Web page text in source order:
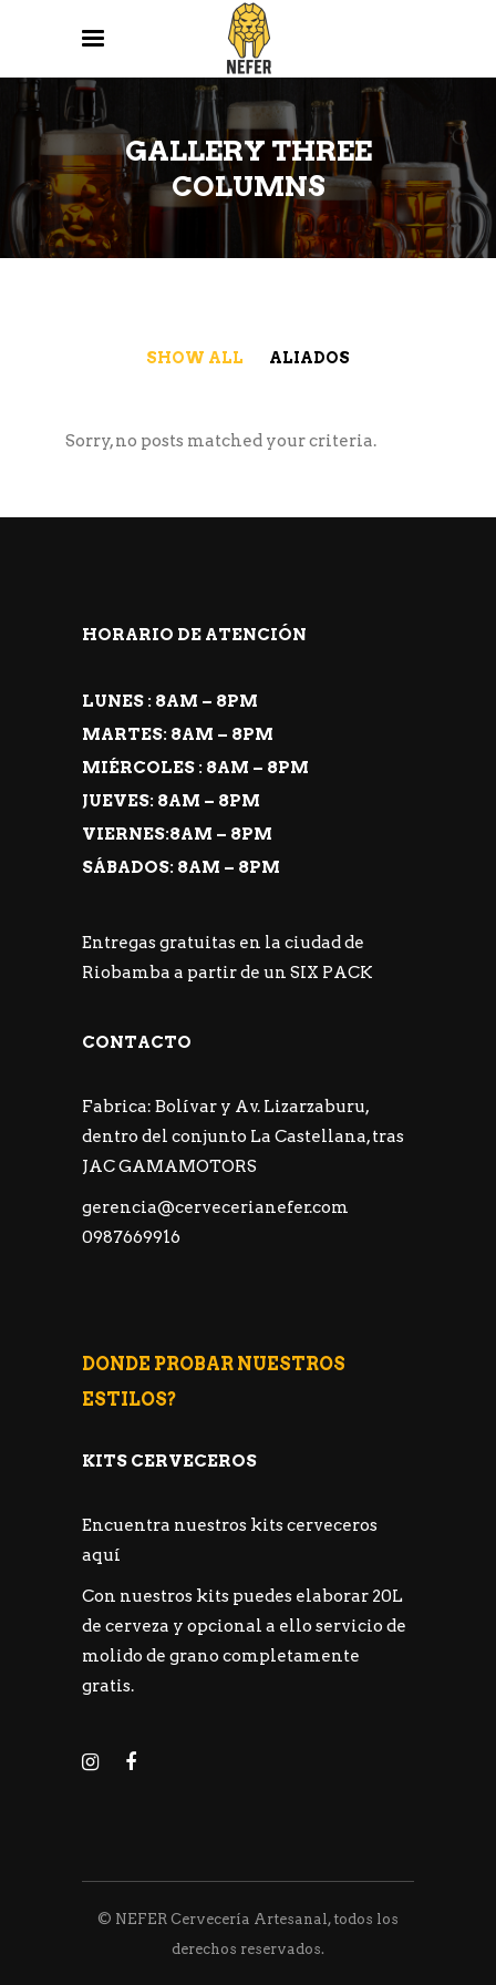
GALLERY THREE
COLUMNS
SHOW ALL ALIADOS
Sorry, no posts matched your criteria.
HORARIO DE ATENCIÓN
LUNES : 8AM – 8PM
MARTES: 8AM – 8PM
MIÉRCOLES : 8AM – 8PM
JUEVES: 8AM – 8PM
VIERNES:8AM – 8PM
SÁBADOS: 8AM – 8PM
Entregas gratuitas en la ciudad de
Riobamba a partir de un SIX PACK
CONTACTO
Fabrica: Bolívar y Av. Lizarzaburu,
dentro del conjunto La Castellana, tras
JAC GAMAMOTORS
gerencia@cervecerianefer.com
0987669916
DONDE PROBAR NUESTROS
ESTILOS?
KITS CERVECEROS
Encuentra nuestros kits cerveceros
aquí
Con nuestros kits puedes elaborar 20L
de cerveza y opcional a ello servicio de
molido de grano completamente
gratis.
© NEFER Cervecería Artesanal, todos los
derechos reservados.